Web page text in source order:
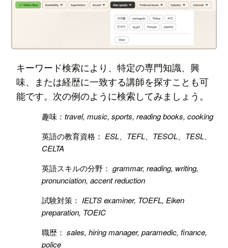
キーワード検索により、特定の専門知識、興
味、または経歴に一致する講師を探すことも可
能です。次の例のように検索してみましょう。
趣味：travel, music, sports, reading books, cooking
英語の教育資格： ESL、TEFL、TESOL、TESL、
CELTA
英語スキルの分野： grammar, reading, writing,
pronunciation, accent reduction
試験対策： IELTS examiner, TOEFL, Eiken
preparation, TOEIC
職歴：sales, hiring manager, paramedic, finance,
police